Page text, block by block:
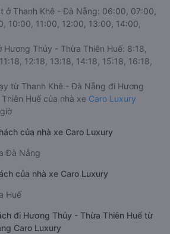
ở Thanh Khê - Đà Nẵng: 06:00, 07:00,
10:00, 11:00, 12:00, 13:00, 14:00,
Hương Thủy - Thừa Thiên Huế: 8:18,
12:18, 13:18, 14:18, 15:18, 16:18,
từ Thanh Khê - Đà Nẵng đi Hương
Huế của nhà xe Caro Luxury
của nhà xe Caro Luxury
Đà Nẵng
của nhà xe Caro Luxury
Huế
đi Hương Thủy - Thừa Thiên Huế từ
Caro Luxury